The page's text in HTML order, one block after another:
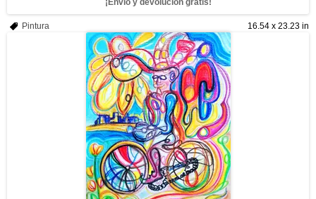
¡Envío y devolución gratis!
16.54 x 23.23 in
Pintura